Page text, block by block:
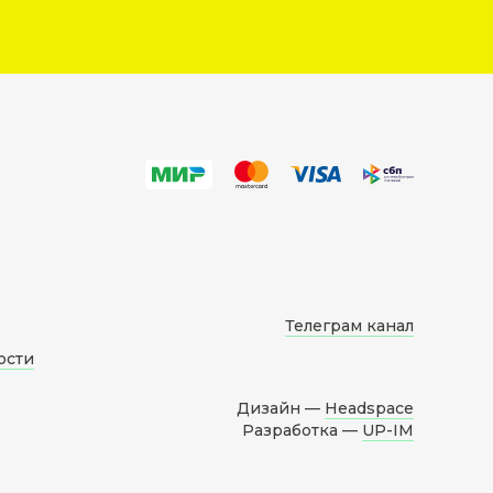
Телеграм канал
Дизайн — Headspace
Разработка — UP-IM